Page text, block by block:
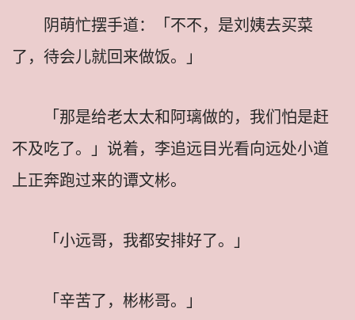
阴萌忙摆手道：「不不，是刘姨去买菜
了，待会儿就回来做饭。」
「那是给老太太和阿璃做的，我们怕是赶
不及吃了。」说着，李追远目光看向远处小道
上正奔跑过来的谭文彬。
「小远哥，我都安排好了。」
「辛苦了，彬彬哥。」